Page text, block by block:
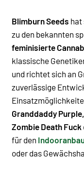
Blimburn Seeds hat
zu den bekannten
feminisierte
klassische
und richtet sich an
zuverlässige
Granddaddy
Zombie Death Fuck
für den
oder das